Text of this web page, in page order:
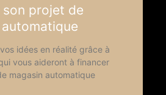
son projet de
idées en réalité grâce à
vous aideront à financer
magasin automatique